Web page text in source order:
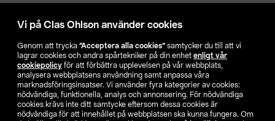
Vi på Clas Ohlson använder cookies
Genom att trycka ”Acceptera alla cookies” samtycker du till att vi
lagrar cookies och andra spårtekniker på din enhet enligt vår
cookiepolicy för att förbättra upplevelsen på vår webbplats,
analysera webbplatsens användning samt anpassa våra
marknadsföringsinsatser. Vi använder fyra kategorier av cookies:
nödvändiga, funktionella, analys och annonsering. För nödvändiga
cookies krävs inte ditt samtycke eftersom dessa cookies är
nödvändiga för att innehållet på webbplatsen ska kunna fungera. Om
Hitta butik
SE NO FI